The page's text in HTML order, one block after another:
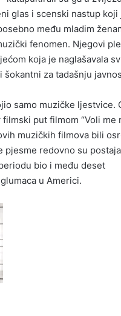
glas i scenski nastup koji
među mladim
fenomen. Njegovi
koja je naglašavala
šokantni za tadašnju
samo muzičke ljestvice.
put filmom “Voli me
muzičkih filmova bili
pjesme redovno su
bio i među deset
u Americi.